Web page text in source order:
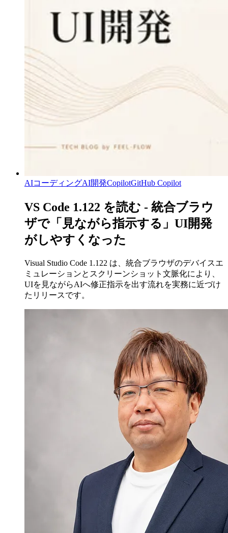
AIコーディングAI開発CopilotGitHub Copilot
VS Code 1.122 を読む - 統合ブラウ
ザで「見ながら指示する」UI開発
がしやすくなった
Visual Studio Code 1.122 は、統合ブラウザのデバイスエ
ミュレーションとスクリーンショット文脈化により、
UIを見ながらAIへ修正指示を出す流れを実務に近づけ
たリリースです。